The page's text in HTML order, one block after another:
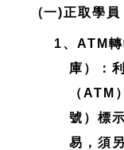
(一)正取學員
1、ATM
庫）：
（ATM
號）標
易，須